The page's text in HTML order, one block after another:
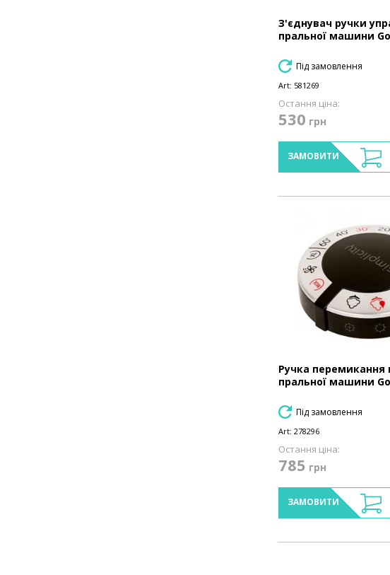
З'єднувач ручки
пральної машини
Під замовлення
Art: 581269
Остання ціна:
530 грн
ЗАМОВИТИ
Ручка перемикання
пральної машини
Під замовлення
Art: 278296
Остання ціна:
785 грн
ЗАМОВИТИ